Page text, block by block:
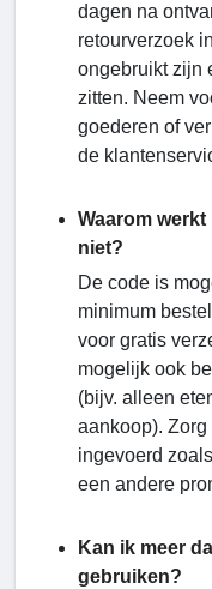
dagen na
retourverzoek
ongebruikt zijn
zitten. Neem
goederen of
de
Waarom
niet?
De code is
minimum
voor gratis
mogelijk ook
(bijv. alleen
aankoop).
ingevoerd
een andere
Kan ik meer
gebruiken?